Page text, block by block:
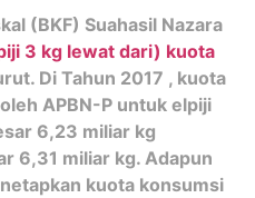
(BKF) Suahasil Nazara
3 kg lewat dari) kuota
Di Tahun 2017 , kuota
APBN-P untuk elpiji
6,23 miliar kg
6,31 miliar kg. Adapun
kuota konsumsi